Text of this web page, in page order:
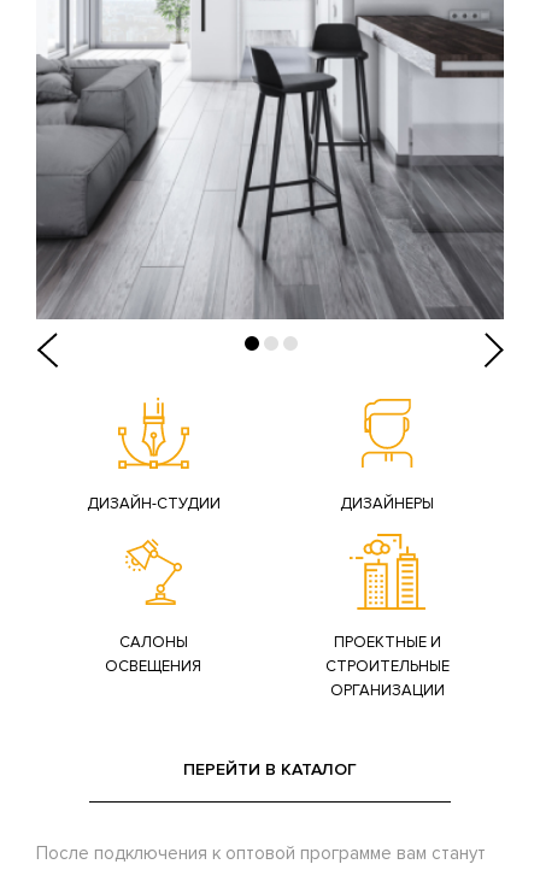
ДИЗАЙН-СТУДИИ ДИЗАЙНЕРЫ
САЛОНЫ
ОСВЕЩЕНИЯ
ПРОЕКТНЫЕ И
СТРОИТЕЛЬНЫЕ
ОРГАНИЗАЦИИ
ПЕРЕЙТИ В КАТАЛОГ
После подключения к оптовой программе вам станут